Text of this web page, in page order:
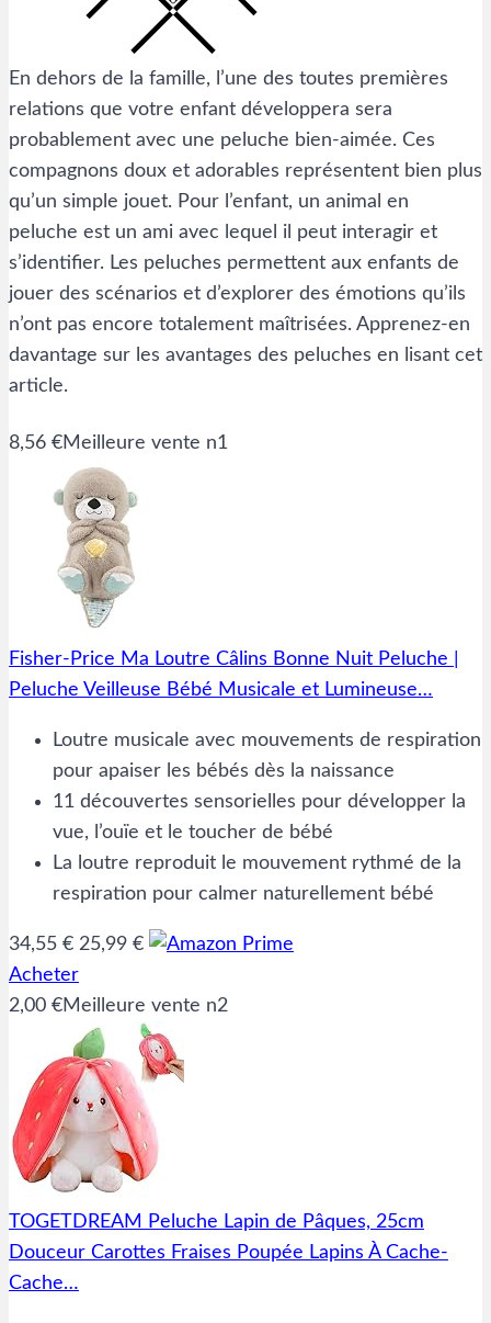
En dehors de la famille, l’une des toutes premières
relations que votre enfant développera sera
probablement avec une peluche bien-aimée. Ces
compagnons doux et adorables représentent bien plus
qu’un simple jouet. Pour l’enfant, un animal en
peluche est un ami avec lequel il peut interagir et
s’identifier. Les peluches permettent aux enfants de
jouer des scénarios et d’explorer des émotions qu’ils
n’ont pas encore totalement maîtrisées. Apprenez-en
davantage sur les avantages des peluches en lisant cet
article.
8,56 €Meilleure vente n1
Fisher-Price Ma Loutre Câlins Bonne Nuit Peluche |
Peluche Veilleuse Bébé Musicale et Lumineuse…
Loutre musicale avec mouvements de respiration
pour apaiser les bébés dès la naissance
11 découvertes sensorielles pour développer la
vue, l’ouïe et le toucher de bébé
La loutre reproduit le mouvement rythmé de la
respiration pour calmer naturellement bébé
34,55 € 25,99 €
Acheter
2,00 €Meilleure vente n2
TOGETDREAM Peluche Lapin de Pâques, 25cm
Douceur Carottes Fraises Poupée Lapins À Cache-
Cache…